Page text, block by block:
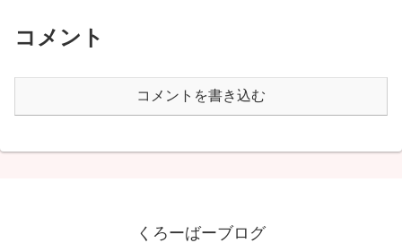
コメント
コメントを書き込む
くろーばーブログ